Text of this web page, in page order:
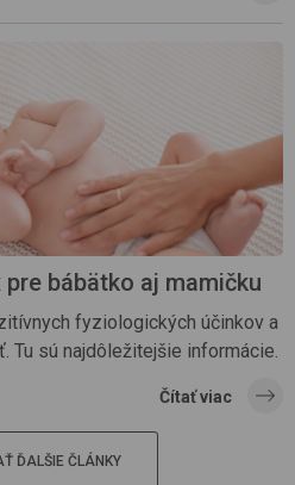
bábätko aj mamičku
fyziologických účinkov a
Tu sú najdôležitejšie informácie.
Čítať viac
ĎALŠIE ČLÁNKY